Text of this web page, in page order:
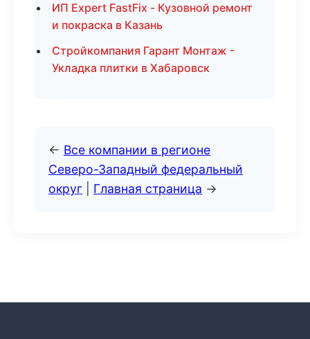
ИП Expert FastFix - Кузовной ремонт
и покраска в Казань
Стройкомпания Гарант Монтаж -
Укладка плитки в Хабаровск
← Все компании в регионе
Северо-Западный федеральный
округ
Главная страница →